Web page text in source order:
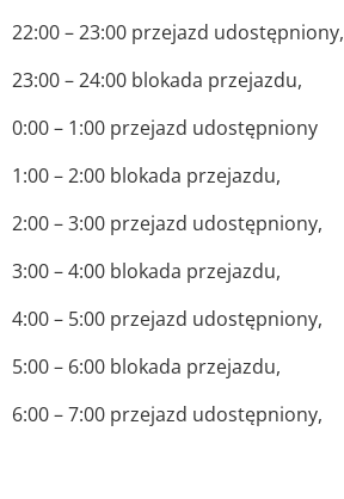
22:00 – 23:00 przejazd udostępniony,
23:00 – 24:00 blokada przejazdu,
0:00 – 1:00 przejazd udostępniony
1:00 – 2:00 blokada przejazdu,
2:00 – 3:00 przejazd udostępniony,
3:00 – 4:00 blokada przejazdu,
4:00 – 5:00 przejazd udostępniony,
5:00 – 6:00 blokada przejazdu,
6:00 – 7:00 przejazd udostępniony,